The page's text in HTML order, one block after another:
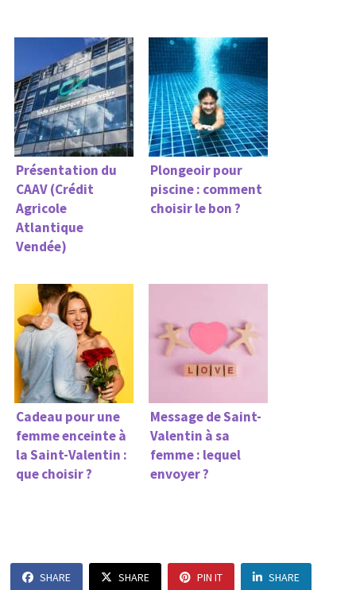
Présentation du
CAAV (Crédit
Agricole
Atlantique
Vendée)
Plongeoir pour
piscine : comment
choisir le bon ?
Cadeau pour une
femme enceinte à
la Saint-Valentin :
que choisir ?
Message de Saint-
Valentin à sa
femme : lequel
envoyer ?
SHARE SHARE PIN IT SHARE